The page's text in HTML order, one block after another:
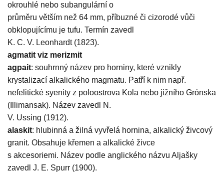
okrouhlé nebo subangulární o
průměru větším než 64 mm, příbuzné či cizorodé vůči
obklopujícímu je tufu. Termín zavedl
K. C. V. Leonhardt (1823).
agmatit viz merizmit
agpait: souhrnný název pro horniny, které vznikly
krystalizací alkalického magmatu. Patří k nim např.
nefelitické syenity z poloostrova Kola nebo jižního Grónska
(Illimansak). Název zavedl N.
V. Ussing (1912).
alaskit: hlubinná a žilná vyvřelá hornina, alkalický živcový
granit. Obsahuje křemen a alkalické živce
s akcesoriemi. Název podle anglického názvu Aljašky
zavedl J. E. Spurr (1900).